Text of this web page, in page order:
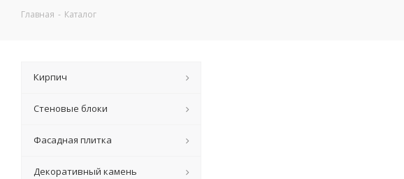
Главная - Каталог
Кирпич
Стеновые блоки
Фасадная плитка
Декоративный камень